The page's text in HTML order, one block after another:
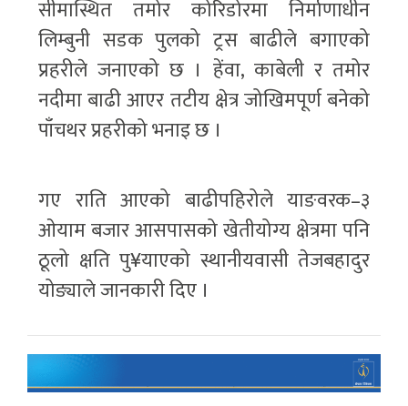
सीमास्थित तमोर कोरिडोरमा निर्माणाधीन
लिम्बुनी सडक पुलको ट्रस बाढीले बगाएको
प्रहरीले जनाएको छ । हेंवा, काबेली र तमोर
नदीमा बाढी आएर तटीय क्षेत्र जोखिमपूर्ण बनेको
पाँचथर प्रहरीको भनाइ छ ।
गए राति आएको बाढीपहिरोले याङवरक–३
ओयाम बजार आसपासको खेतीयोग्य क्षेत्रमा पनि
ठूलो क्षति पु¥याएको स्थानीयवासी तेजबहादुर
योङ्याले जानकारी दिए ।